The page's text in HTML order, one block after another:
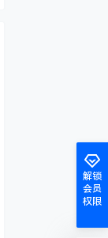
解锁
会员
权限